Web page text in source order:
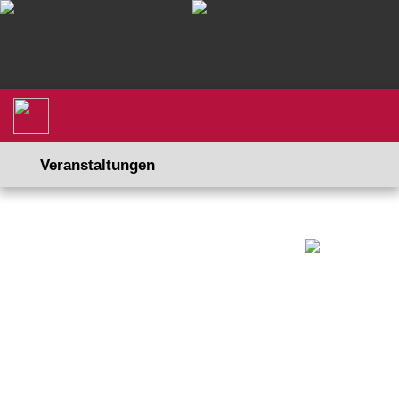
Veranstaltungen